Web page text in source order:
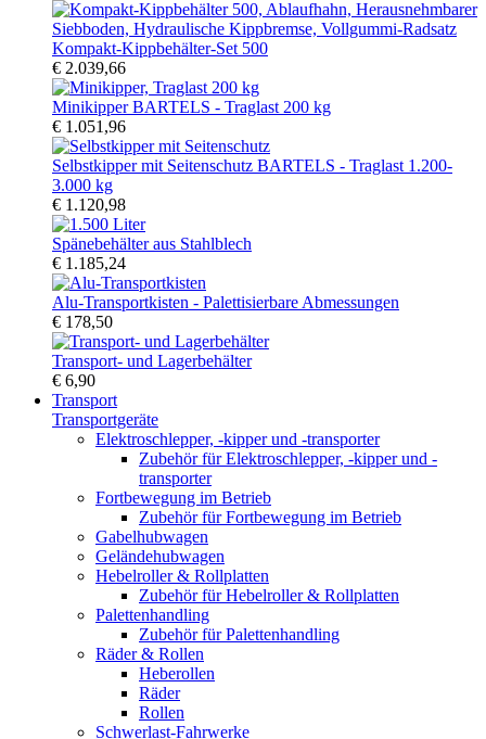
Kompakt-Kippbehälter-Set 500
€ 2.039,66
Minikipper BARTELS - Traglast 200 kg
€ 1.051,96
Selbstkipper mit Seitenschutz BARTELS - Traglast 1.200-
3.000 kg
€ 1.120,98
Spänebehälter aus Stahlblech
€ 1.185,24
Alu-Transportkisten - Palettisierbare Abmessungen
€ 178,50
Transport- und Lagerbehälter
€ 6,90
Transport
Transportgeräte
Elektroschlepper, -kipper und -transporter
Zubehör für Elektroschlepper, -kipper und -
transporter
Fortbewegung im Betrieb
Zubehör für Fortbewegung im Betrieb
Gabelhubwagen
Geländehubwagen
Hebelroller & Rollplatten
Zubehör für Hebelroller & Rollplatten
Palettenhandling
Zubehör für Palettenhandling
Räder & Rollen
Heberollen
Räder
Rollen
Schwerlast-Fahrwerke